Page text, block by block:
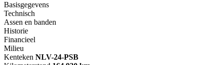
Basisgegevens
Technisch
Assen en banden
Historie
Financieel
Milieu
Kenteken NLV-24-PSB